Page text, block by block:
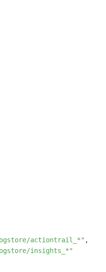
actiontrail_*" ,
insights_*"